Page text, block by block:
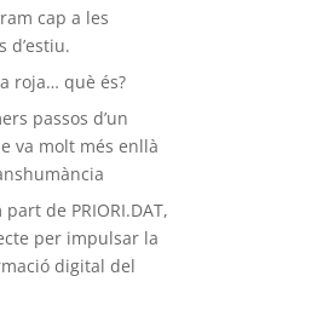
cap a les
d’estiu.
roja… què és?
passos d’un
va molt més enllà
part de PRIORI.DAT,
per impulsar la
digital del